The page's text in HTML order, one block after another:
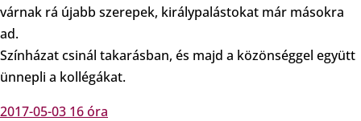
várnak rá újabb szerepek, királypalástokat már másokra
ad.
Színházat csinál takarásban, és majd a közönséggel együtt
ünnepli a kollégákat.
2017-05-03 16 óra